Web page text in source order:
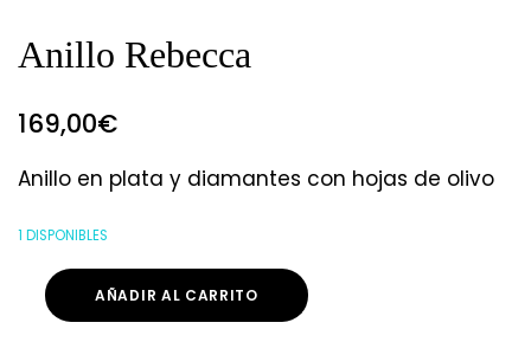
Anillo Rebecca
169,00€
Anillo en plata y diamantes con hojas de olivo
1 DISPONIBLES
AÑADIR AL CARRITO